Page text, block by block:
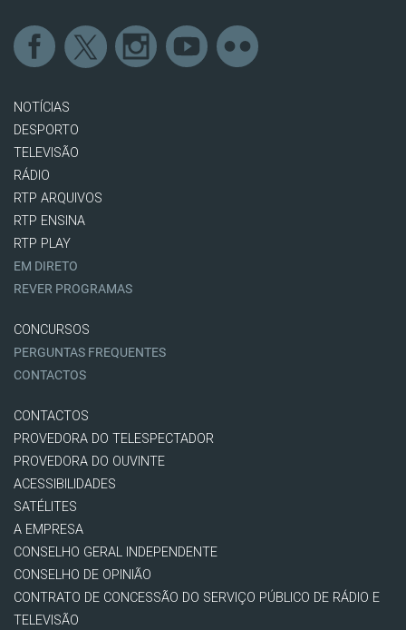
NOTÍCIAS
DESPORTO
TELEVISÃO
RÁDIO
RTP ARQUIVOS
RTP ENSINA
RTP PLAY
EM DIRETO
REVER PROGRAMAS
CONCURSOS
PERGUNTAS FREQUENTES
CONTACTOS
CONTACTOS
PROVEDORA DO TELESPECTADOR
PROVEDORA DO OUVINTE
ACESSIBILIDADES
SATÉLITES
A EMPRESA
CONSELHO GERAL INDEPENDENTE
CONSELHO DE OPINIÃO
CONTRATO DE CONCESSÃO DO SERVIÇO PÚBLICO DE RÁDIO E
TELEVISÃO